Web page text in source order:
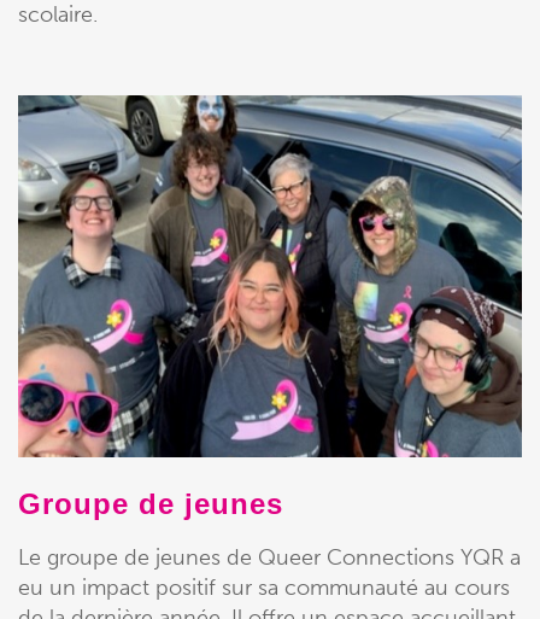
scolaire.
Groupe de jeunes
Le groupe de jeunes de Queer Connections YQR a
eu un impact positif sur sa communauté au cours